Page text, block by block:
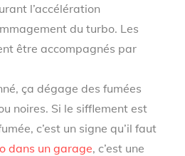
l’accélération
du turbo. Les
être accompagnés par
ça dégage des fumées
noires. Si le sifflement est
c’est un signe qu’il faut
dans un garage, c’est une